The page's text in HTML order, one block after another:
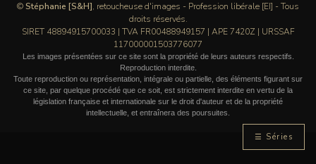
☰ Séries
©Stéphanie [S&H], retoucheuse d'images - Profession libérale [EI] - Tous
droits réservés.
SIRET 48894915700033 | TVA FR00488949157 | APE 7420Z | URSSAF
117000001503776077
Les images présentées sur ce site sont la propriété de leurs auteurs respectifs.
Reproduction interdite.
Toute reproduction ou représentation, intégrale ou partielle, des éléments figurant sur
ce site, par quelque procédé que ce soit, est strictement interdite en vertu de la
législation française et internationale sur le droit d'auteur et de la propriété
intellectuelle, et entraînera des poursuites.